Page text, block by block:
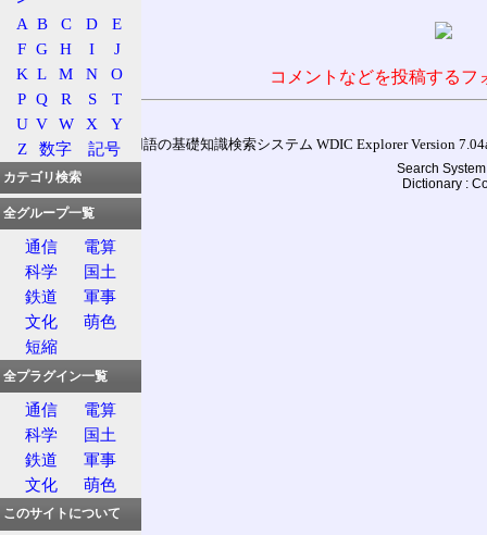
コメントなどを投稿する
通信用語の基礎知識検索システム WDIC Explorer Version
Search
Dictionary :
A B C D
E
F G H I
J
K L M N
O
P Q R S
T
U V W X
Y
Z
数字 記号
カテゴリ検索
全グループ一覧
通信
電算
科学
国土
鉄道
軍事
文化
萌色
短縮
全プラグイン一覧
通信
電算
科学
国土
鉄道
軍事
文化
萌色
このサイトについて